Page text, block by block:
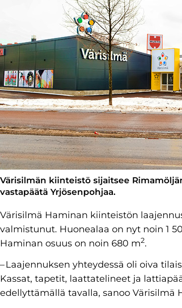
Värisilmän kiinteistö sijaitsee
vastapäätä Yrjösenpohjaa.
Värisilmä Haminan kiinteistön
valmistunut. Huonealaa on nyt noin 1
Haminan osuus on noin 680 m2.
– Laajennuksen yhteydessä oli oiva
Kassat, tapetit, laattatelineet ja
edellyttämällä tavalla, sanoo Värisilmä